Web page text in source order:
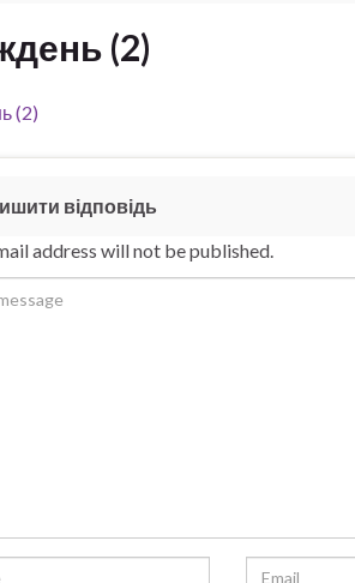
(2)
(2)
відповідь
address will not be published.